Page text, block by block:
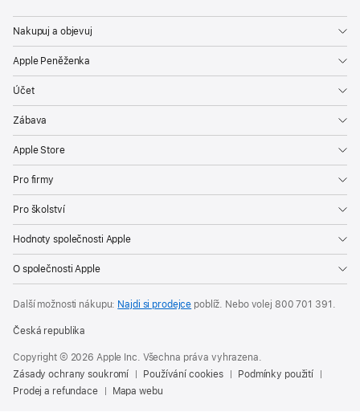
Nakupuj a objevuj
Apple Peněženka
Účet
Zábava
Apple Store
Pro firmy
Pro školství
Hodnoty společnosti Apple
O společnosti Apple
Další možnosti nákupu: Najdi si prodejce poblíž. Nebo volej 800 701 391 .
Česká republika
Copyright © 2026 Apple Inc. Všechna práva vyhrazena.
Zásady ochrany soukromí
Používání cookies
Podmínky použití
Prodej a refundace
Mapa webu